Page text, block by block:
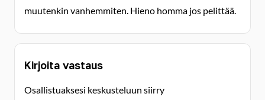
muutenkin vanhemmiten. Hieno homma jos pelittää.
Kirjoita vastaus
Osallistuaksesi keskusteluun siirry